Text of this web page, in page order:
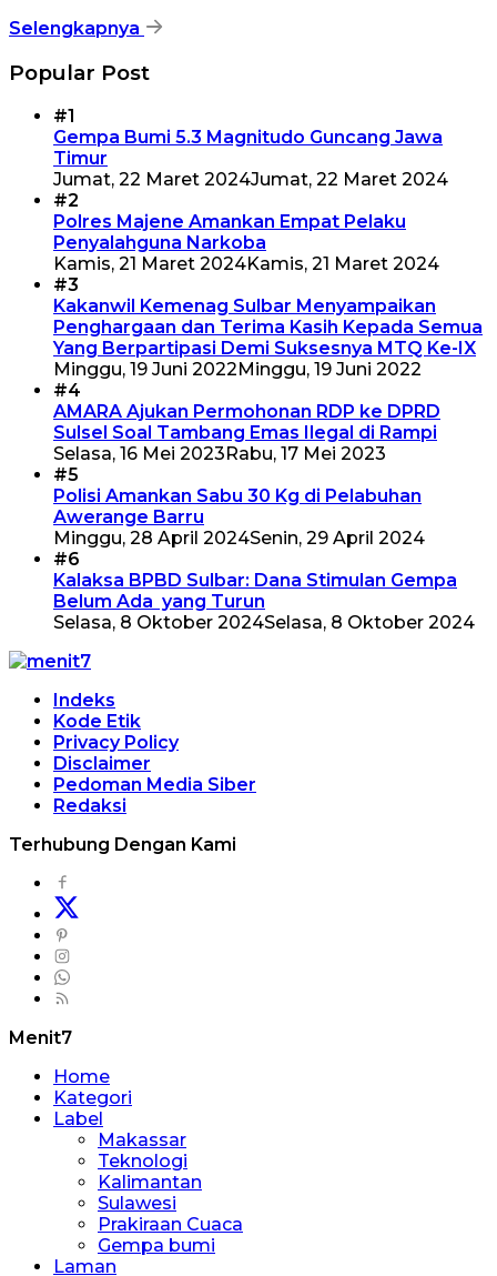
Selengkapnya
Popular Post
#1
Gempa Bumi 5.3 Magnitudo Guncang Jawa
Timur
Jumat, 22 Maret 2024Jumat, 22 Maret 2024
#2
Polres Majene Amankan Empat Pelaku
Penyalahguna Narkoba
Kamis, 21 Maret 2024Kamis, 21 Maret 2024
#3
Kakanwil Kemenag Sulbar Menyampaikan
Penghargaan dan Terima Kasih Kepada Semua
Yang Berpartipasi Demi Suksesnya MTQ Ke-IX
Minggu, 19 Juni 2022 Minggu, 19 Juni 2022
#4
AMARA Ajukan Permohonan RDP ke DPRD
Sulsel Soal Tambang Emas Ilegal di Rampi
Selasa, 16 Mei 2023 Rabu, 17 Mei 2023
#5
Polisi Amankan Sabu 30 Kg di Pelabuhan
Awerange Barru
Minggu, 28 April 2024Senin, 29 April 2024
#6
Kalaksa BPBD Sulbar: Dana Stimulan Gempa
Belum Ada yang Turun
Selasa, 8 Oktober 2024Selasa, 8 Oktober 2024
Indeks
Kode Etik
Privacy Policy
Disclaimer
Pedoman Media Siber
Redaksi
Terhubung Dengan Kami
Menit7
Home
Kategori
Label
Makassar
Teknologi
Kalimantan
Sulawesi
Prakiraan Cuaca
Gempa bumi
Laman